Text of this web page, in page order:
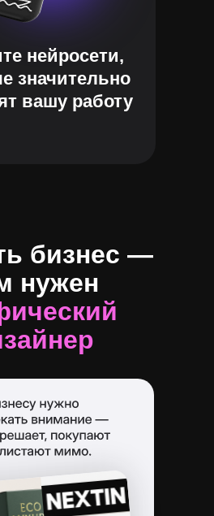
нейросети,
значительно
вашу работу
бизнес —
нужен
заказы уже во
Наши выпускники
на позицию